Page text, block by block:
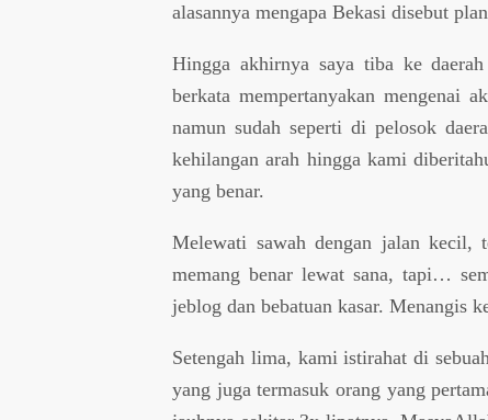
alasannya mengapa Bekasi disebut
Hingga akhirnya saya tiba ke
berkata mempertanyakan mengenai
namun sudah seperti di pelosok
kehilangan arah hingga kami
yang benar.
Melewati sawah dengan jalan kecil,
memang benar lewat sana, tapi…
jeblog dan bebatuan kasar. Menangis
Setengah lima, kami istirahat di
yang juga termasuk orang yang